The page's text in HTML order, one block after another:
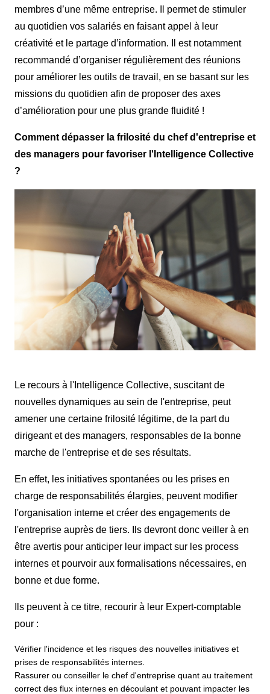
membres d’une même entreprise. Il permet de stimuler
au quotidien vos salariés en faisant appel à leur
créativité et le partage d’information. Il est notamment
recommandé d’organiser régulièrement des réunions
pour améliorer les outils de travail, en se basant sur les
missions du quotidien afin de proposer des axes
d’amélioration pour une plus grande fluidité !
Comment dépasser la frilosité du chef d'entreprise et
des managers pour favoriser l'Intelligence Collective
?
Le recours à l'Intelligence Collective, suscitant de
nouvelles dynamiques au sein de l'entreprise, peut
amener une certaine frilosité légitime, de la part du
dirigeant et des managers, responsables de la bonne
marche de l'entreprise et de ses résultats.
En effet, les initiatives spontanées ou les prises en
charge de responsabilités élargies, peuvent modifier
l'organisation interne et créer des engagements de
l'entreprise auprès de tiers. Ils devront donc veiller à en
être avertis pour anticiper leur impact sur les process
internes et pourvoir aux formalisations nécessaires, en
bonne et due forme.
Ils peuvent à ce titre, recourir à leur Expert-comptable
pour :
Vérifier l'incidence et les risques des nouvelles initiatives et
prises de responsabilités internes.
Rassurer ou conseiller le chef d'entreprise quant au traitement
correct des flux internes en découlant et pouvant impacter les